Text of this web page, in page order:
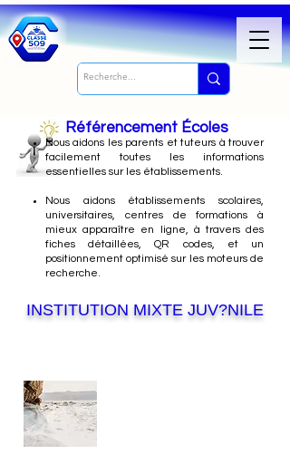
Référencement Écoles
Nousaidons les parents et tuteurs à trouver
facilement toutes les informations
essentielles sur les établissements.
Nous aidons établissements scolaires,
universitaires, centres de formations à
mieux apparaître en ligne, à travers des
fiches détaillées, QR codes, et un
positionnement optimisé sur les moteurs de
recherche.
INSTITUTION MIXTE JUV?NILE